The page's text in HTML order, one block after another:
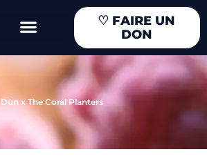
♡ FAIRE UN
DON
Dùn x The Coral Planters